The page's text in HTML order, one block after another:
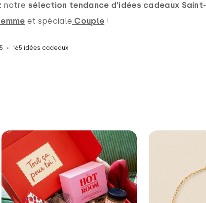
notre sélection tendance d’idées cadeaux Saint-
et spéciale Couple !
165 idées cadeaux